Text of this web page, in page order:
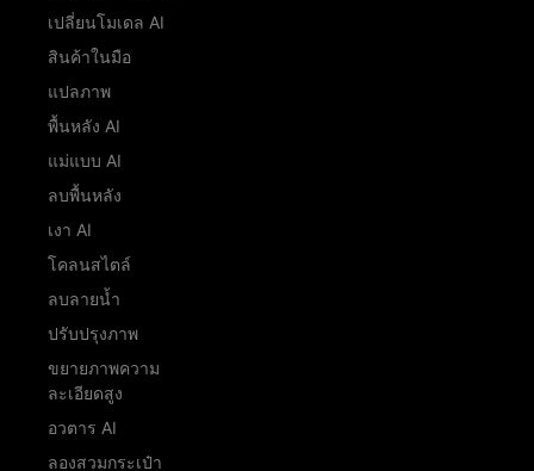
เปลี่ยนโมเดล AI
สินค้าในมือ
แปลภาพ
พื้นหลัง AI
แม่แบบ AI
ลบพื้นหลัง
เงา AI
โคลนสไตล์
ลบลายน้ำ
ปรับปรุงภาพ
ขยายภาพความ
ละเอียดสูง
อวตาร AI
ลองสวมกระเป๋า